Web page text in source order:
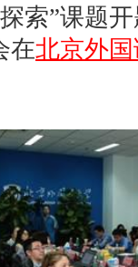
索”课题
在北京外